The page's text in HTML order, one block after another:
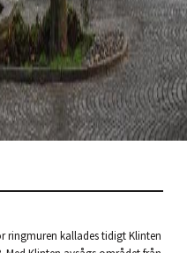
ringmuren kallades tidigt Klinten